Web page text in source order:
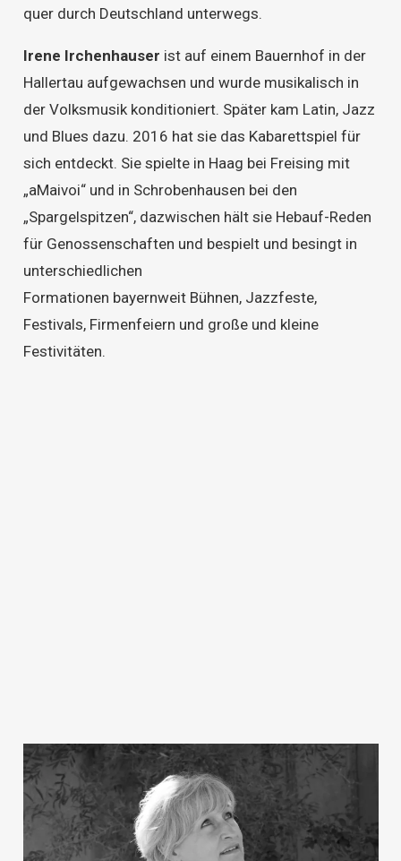
quer durch Deutschland unterwegs.
Irene Irchenhauser ist auf einem Bauernhof in der
Hallertau aufgewachsen und wurde musikalisch in
der Volksmusik konditioniert. Später kam Latin, Jazz
und Blues dazu. 2016 hat sie das Kabarettspiel für
sich entdeckt. Sie spielte in Haag bei Freising mit
„aMaivoi“ und in Schrobenhausen bei den
„Spargelspitzen“, dazwischen hält sie Hebauf-Reden
für Genossenschaften und bespielt und besingt in
unterschiedlichen
Formationen bayernweit Bühnen, Jazzfeste,
Festivals, Firmenfeiern und große und kleine
Festivitäten.